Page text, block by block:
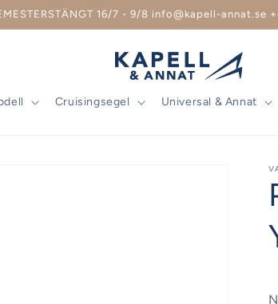
16/7 - 9/8 info@kapell-annat.se
Cruisingsegel Universal & Annat